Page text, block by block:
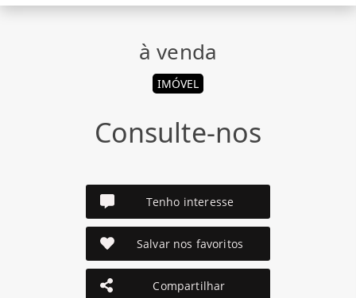
à venda
IMÓVEL
Consulte-nos
Tenho interesse
Salvar nos favoritos
Compartilhar